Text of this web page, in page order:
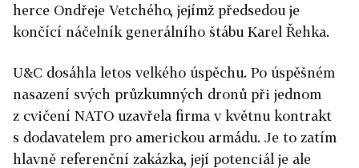
herce Ondřeje Vetchého, jejímž předsedou je
končící náčelník generálního štábu Karel Řehka.
U&C dosáhla letos velkého úspěchu. Po úspěšném
nasazení svých průzkumných dronů při jednom
z cvičení NATO uzavřela firma v květnu kontrakt
s dodavatelem pro americkou armádu. Je to zatím
hlavně referenční zakázka, její potenciál je ale